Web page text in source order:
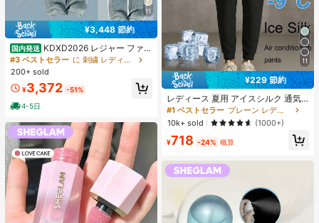
11
¥3,448 節約
国内発送 KDXD2026 レジャー ファッ
ション ロングサイズ 夏服 女性 ワイ
ルドスタイル ボア付きトップス ワイ
ルドスタイル ロングスカート 3点セ
ット UVカット 軽量 通気性 袖付き
ヒップカバー効果 通気性抜群 サイズ
豊富
#3 ベストセラー
に 刺繍 レディースコーデ
200+ sold
¥3,372 -51%
4-5日
11
¥229 節約
レディース 夏用 アイスシルク 通気
性 ランニングパンツ、速乾 軽量 ス
ポーツパンツ ジッパーポケット & ウ
エストバンド付き フィットネス & ジ
ョギング用 ブラック、アスレジャー
#1 ベストセラー
プレーン レディースパンツ
10k+ sold
(1000+)
¥718 -24% 概算